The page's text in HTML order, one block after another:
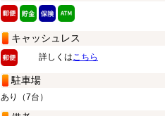
キャッシュレス
詳しくはこちら
駐車場
あり（7台）